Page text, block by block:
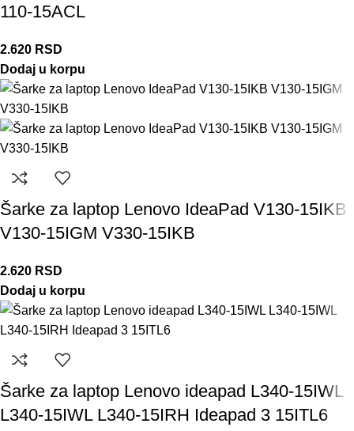
110-15ACL
2.620 RSD
Dodaj u korpu
Šarke za laptop Lenovo IdeaPad V130-15IKB
V130-15IGM V330-15IKB
2.620 RSD
Dodaj u korpu
Šarke za laptop Lenovo ideapad L340-15IWL
L340-15IWL L340-15IRH Ideapad 3 15ITL6